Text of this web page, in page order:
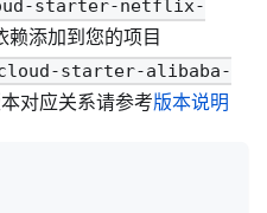
starter-netflix-
赖添加到您的项目
starter-alibaba-
对应关系请参考版本说明